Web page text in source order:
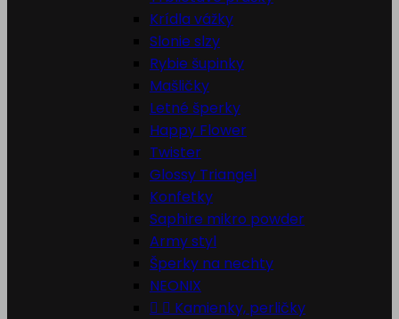
Krídla vážky
Slonie slzy
Rybie šupinky
Mašličky
Letné šperky
Happy Flower
Twister
Glossy Triangel
Konfetky
Saphire mikro powder
Army styl
Šperky na nechty
NEONIX
  Kamienky, perličky